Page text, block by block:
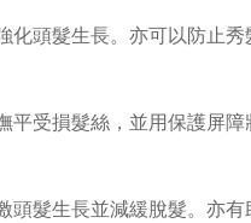
化頭髮生長。亦可以防止
平受損髮絲，並用保護屏障
頭髮生長並減緩脫髮。亦